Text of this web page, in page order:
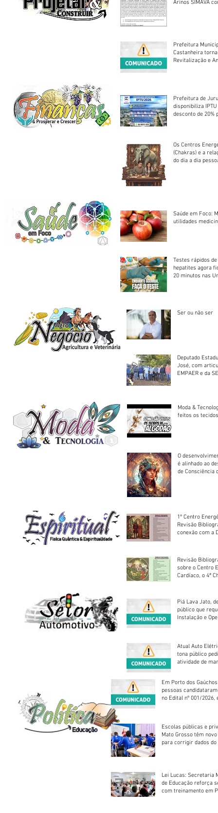
Arinos SIMAVA convoca à
Prefeitura
Castanheira
Revitalização e
Prefeitura de
disponibiliza
desconto de 20%
Os Centros
(Chakras) e a
do dia a dia
Saúde em Foco:
utilidades
Testes rápidos
hepatites agora
20 minutos nas
Ser ou não ser
Deputado
José, com
EMPAER e da
Moda &
feitos os
O
é alinhado ao
de Consciência
1º Centro
Revisão
conexão com a
Revisão
sobre o Centro
Cardíaco, o 4ª
Piá Lava Jato,
público que
Instalação e
Atual Auto
tona público
atividade de
Em Porto dos
pessoas
no Edital nº 001/2026,
Escolas públicas e
Mato Grosso têm
para corrigir dados do
Lei Lucas: Secretaria
de Educação reforça
com treinamento em